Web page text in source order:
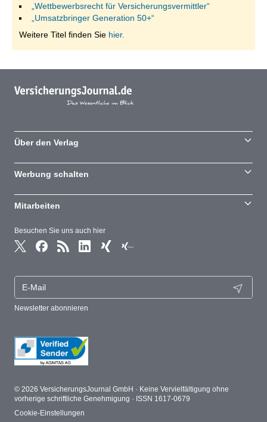
„Wettbewerbsrecht für Versicherungsvermittler“
„Umsatzbringer Generation 50+“
Weitere Titel finden Sie hier.
Besuchen Sie uns auch hier
Newsletter abonnieren
Über den Verlag
Werbung schalten
Mitarbeiten
© 2026 VersicherungsJournal GmbH · Keine Vervielfältigung ohne
vorherige schriftliche Genehmigung · ISSN 1617-0679
Cookie-Einstellungen